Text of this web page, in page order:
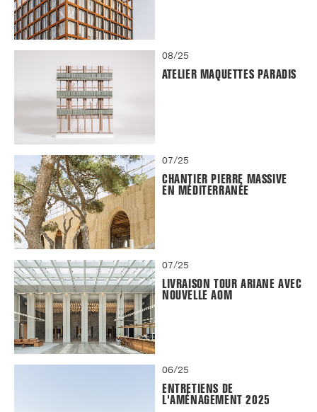
08/25
ATELIER MAQUETTES PARADIS
07/25
CHANTIER PIERRE MASSIVE
EN MÉDITERRANÉE
07/25
LIVRAISON TOUR ARIANE AVEC
NOUVELLE AOM
06/25
ENTRETIENS DE
L'AMÉNAGEMENT 2025